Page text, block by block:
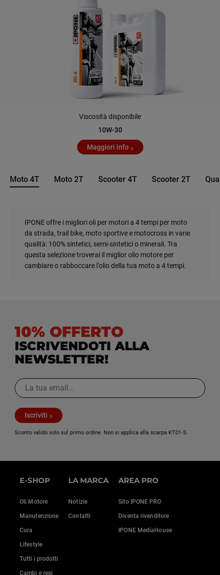
Viscosità disponibile
10W-30
Maggiori info
Moto 4T Moto 2T Scooter 4T Scooter 2T
IPONE offre i migliori oli per motori a 4 tempi per moto
da strada, trail bike, moto sportive e motocross in varie
qualità: 100% sintetici, semi-sintetici o minerali. Tra
questa selezione troverai il miglior olio motore per
cambiare o rabboccare l'olio della tua moto a 4 tempi.
10% OFFERTO
ISCRIVENDOTI ALLA
NEWSLETTER!
Iscriviti
Sconto valido solo sul primo ordine. Non si applica alla scarpa KT01‑S.
E-SHOP
Oli Motore
Manutenzione
Cura
Lifestyle
Tutti i prodotti
Cambi e resi
LA MARCA
Notizie
Contatti
AREA PRO
Sito IPONE PRO
Diventa rivenditore
IPONE MediaHouse